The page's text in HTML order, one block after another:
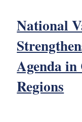
National
Agenda
Regions